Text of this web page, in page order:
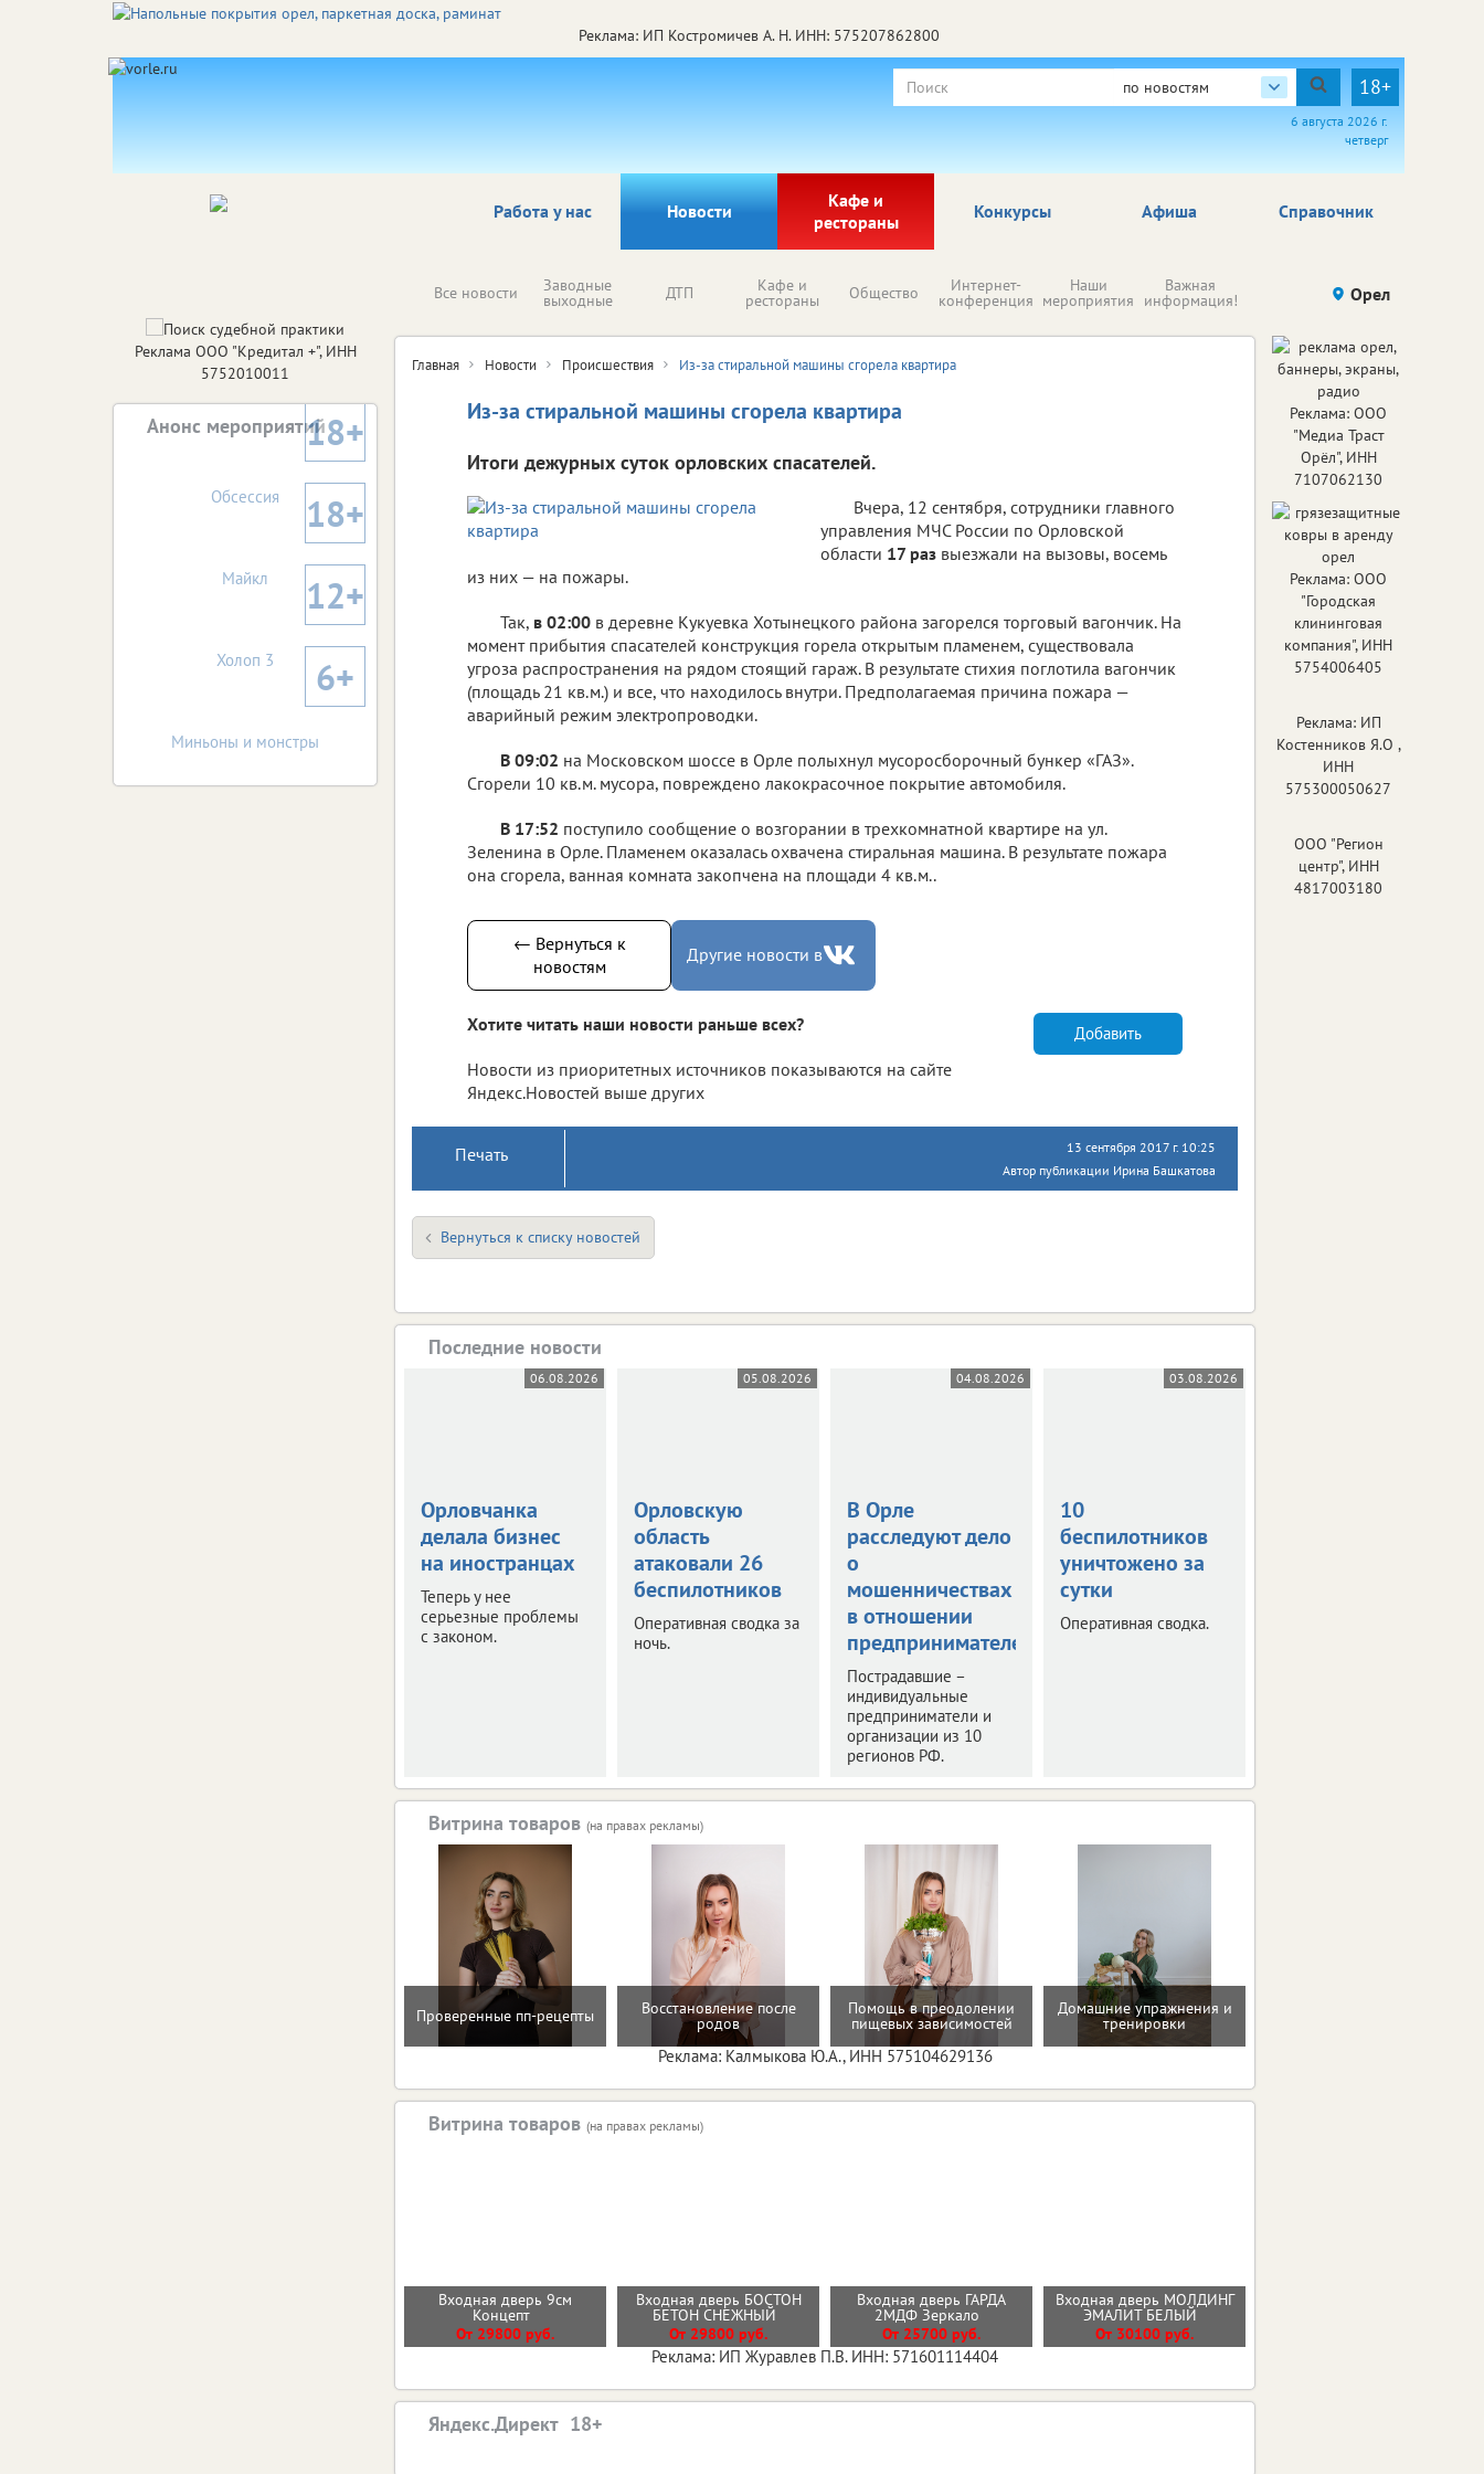
Реклама: ИП Александрова Е.В., ИНН 572004506826
по новостям 18+
6 августа 2026 г.
четверг
Работа у нас Новости
Кафе и
рестораны
Афиша Справочник
Конкурсы
Все новости Заводные
выходные ДТП Кафе и
рестораны Общество Интернет-
конференция
Наши
мероприятия
Важная
информация! Происшествия Здоровье
Орел
Главная Новости Происшествия Из-за стиральной машины сгорела квартира
Из-за стиральной машины сгорела квартира
Итоги дежурных суток орловских спасателей.
Вчера, 12 сентября, сотрудники главного
управления МЧС России по Орловской
области 17 раз выезжали на вызовы, восемь
из них — на пожары.
Так, в 02:00 в деревне Кукуевка Хотынецкого района загорелся торговый вагончик. На
момент прибытия спасателей конструкция горела открытым пламенем, существовала
угроза распространения на рядом стоящий гараж. В результате стихия поглотила вагончик
(площадь 21 кв.м.) и все, что находилось внутри. Предполагаемая причина пожара —
аварийный режим электропроводки.
В 09:02 на Московском шоссе в Орле полыхнул мусоросборочный бункер «ГАЗ».
Сгорели 10 кв.м. мусора, повреждено лакокрасочное покрытие автомобиля.
В 17:52 поступило сообщение о возгорании в трехкомнатной квартире на ул.
Зеленина в Орле. Пламенем оказалась охвачена стиральная машина. В результате пожара
она сгорела, ванная комната закопчена на площади 4 кв.м..
← Вернуться к
новостям
Другие новости в
Хотите читать наши новости раньше всех?
Новости из приоритетных источников показываются на сайте
Яндекс.Новостей выше других
Добавить
Печать
13 сентября 2017 г. 10:25
Автор публикации Ирина Башкатова
Вернуться к списку новостей
Последние новости
06.08.2026
Орловчанка
делала бизнес
на иностранцах
Теперь у нее
серьезные проблемы
с законом.
05.08.2026
Орловскую
область
атаковали 26
беспилотников
Оперативная сводка за
ночь.
04.08.2026
В Орле
расследуют дело
о
мошенничествах
в отношении
предпринимателей
Пострадавшие –
индивидуальные
предприниматели и
организации из 10
регионов РФ.
03.08.2026
10
беспилотников
уничтожено за
сутки
Оперативная сводка.
Витрина товаров (на правах рекламы)
Проверенные пп-рецепты Восстановление после
родов
Помощь в преодолении
пищевых зависимостей
Домашние упражнения и
тренировки
Реклама: Калмыкова Ю.А., ИНН 575104629136
Витрина товаров (на правах рекламы)
Входная дверь 9см
Концепт
От 29800 руб.
Входная дверь БОСТОН
БЕТОН СНЕЖНЫЙ
От 29800 руб.
Входная дверь ГАРДА
2МДФ Зеркало
От 25700 руб.
Входная дверь МОЛДИНГ
ЭМАЛИТ БЕЛЫЙ
От 30100 руб.
Реклама: ИП Журавлев П.В. ИНН: 571601114404
Яндекс.Директ
575402478570
Реклама: ООО
"Медиа Траст
Орёл", ИНН
7107062130
Реклама: ООО
"Городская
клининговая
компания", ИНН
5754006405
Реклама: ИП
Костенников Я.О ,
ИНН
ООО "Регион
центр", ИНН
4817003180